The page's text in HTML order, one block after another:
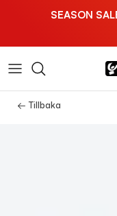
SEASON
← Tillbaka